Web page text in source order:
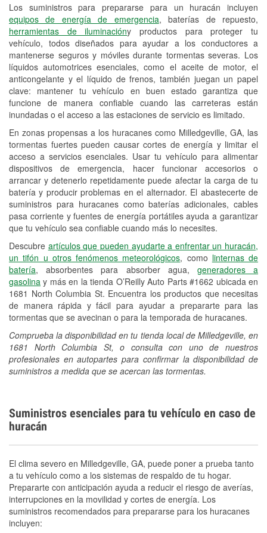
Los suministros para prepararse para un huracán incluyen
equipos de energía de emergencia, baterías de repuesto,
herramientas de iluminacióny productos para proteger tu
vehículo, todos diseñados para ayudar a los conductores a
mantenerse seguros y móviles durante tormentas severas. Los
líquidos automotrices esenciales, como el aceite de motor, el
anticongelante y el líquido de frenos, también juegan un papel
clave: mantener tu vehículo en buen estado garantiza que
funcione de manera confiable cuando las carreteras están
inundadas o el acceso a las estaciones de servicio es limitado.
En zonas propensas a los huracanes como Milledgeville, GA, las
tormentas fuertes pueden causar cortes de energía y limitar el
acceso a servicios esenciales. Usar tu vehículo para alimentar
dispositivos de emergencia, hacer funcionar accesorios o
arrancar y detenerlo repetidamente puede afectar la carga de tu
batería y producir problemas en el alternador. El abastecerte de
suministros para huracanes como baterías adicionales, cables
pasa corriente y fuentes de energía portátiles ayuda a garantizar
que tu vehículo sea confiable cuando más lo necesites.
Descubre artículos que pueden ayudarte a enfrentar un huracán,
un tifón u otros fenómenos meteorológicos, como linternas de
batería, absorbentes para absorber agua, generadores a
gasolina y más en la tienda O’Reilly Auto Parts #1662 ubicada en
1681 North Columbia St. Encuentra los productos que necesitas
de manera rápida y fácil para ayudar a prepararte para las
tormentas que se avecinan o para la temporada de huracanes.
Comprueba la disponibilidad en tu tienda local de Milledgeville, en
1681 North Columbia St, o consulta con uno de nuestros
profesionales en autopartes para confirmar la disponibilidad de
suministros a medida que se acercan las tormentas.
Reciclaje de baterías y aceite
Instalación de bombillas de faros
Instalación de limpiaparabrisas
Programa de Préstamo de
Herramientas
Rectificación de tambores y discos de
freno
Hurricane Supplies
Conoce más
Suministros esenciales para tu vehículo en caso de
huracán
El clima severo en Milledgeville, GA, puede poner a prueba tanto
a tu vehículo como a los sistemas de respaldo de tu hogar.
Prepararte con anticipación ayuda a reducir el riesgo de averías,
interrupciones en la movilidad y cortes de energía. Los
suministros recomendados para prepararse para los huracanes
incluyen: